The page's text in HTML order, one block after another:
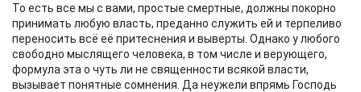
То есть все мы с вами, простые смертные, должны покорно
принимать любую власть, преданно служить ей и терпеливо
переносить всё её притеснения и выверты. Однако у любого
свободно мыслящего человека, в том числе и верующего,
формула эта о чуть ли не священности всякой власти,
вызывает понятные сомнения. Да неужели впрямь Господь